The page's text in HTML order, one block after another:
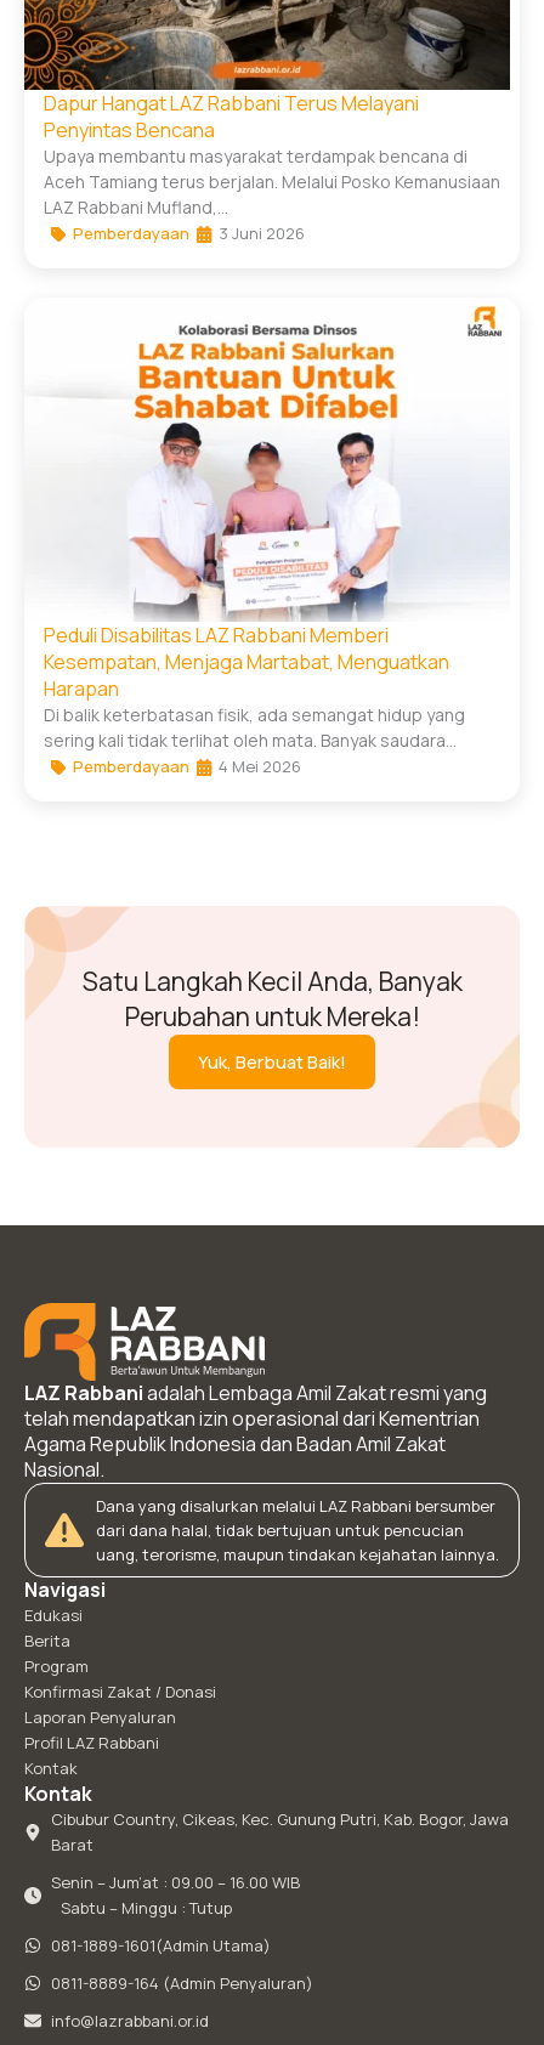
Dapur Hangat LAZ Rabbani Terus Melayani
Penyintas Bencana
Upaya membantu masyarakat terdampak bencana di
Aceh Tamiang terus berjalan. Melalui Posko Kemanusiaan
LAZ Rabbani Mufland,...
Pemberdayaan 3 Juni 2026
Peduli Disabilitas LAZ Rabbani Memberi
Kesempatan, Menjaga Martabat, Menguatkan
Harapan
Di balik keterbatasan fisik, ada semangat hidup yang
sering kali tidak terlihat oleh mata. Banyak saudara...
Pemberdayaan 4 Mei 2026
Satu Langkah Kecil Anda, Banyak
Perubahan untuk Mereka!
Yuk, Berbuat Baik!
LAZ Rabbaniadalah Lembaga Amil Zakat resmi yang
telah mendapatkan izin operasional dari Kementrian
Agama Republik Indonesia dan Badan Amil Zakat
Nasional.
Dana yang disalurkan melalui LAZ Rabbani bersumber
dari dana halal, tidak bertujuan untuk pencucian
uang, terorisme, maupun tindakan kejahatan lainnya.
Navigasi
Edukasi
Berita
Program
Konfirmasi Zakat / Donasi
Laporan Penyaluran
Profil LAZ Rabbani
Kontak
Kontak
Cibubur Country, Cikeas, Kec. Gunung Putri, Kab. Bogor, Jawa
Barat
Senin – Jum’at : 09.00 – 16.00 WIB
Sabtu – Minggu : Tutup
081-1889-1601(Admin Utama)
0811-8889-164 (Admin Penyaluran)
info@lazrabbani.or.id